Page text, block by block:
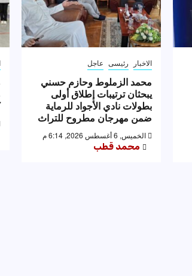
الاخبار رئيسى عاجل
محمد الزملوط وحازم حسني
يبحثان ترتيبات إطلاق أولى
بطولات نادي الأجواد للرماية
ضمن مهرجان مطروح للتراث
الخميس, 6 أغسطس 2026, 6:14 م
محمد قطب